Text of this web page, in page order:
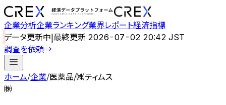
企業分析企業ランキング業界レポート経済指標
データ更新中|最終更新 2026-07-02 20:42 JST
調査を依頼→
ホーム/企業/医薬品/㈱ティムス
㈱